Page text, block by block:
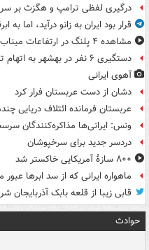
درگیری لفظی ترامپ و هگزث بر
قرار بود ایران به زانو درآید، اما
مشاهده ۴ پلنگ در ارتفاعات میناب
دستگیری ۶ نفر در بهشهر به اتهام تشویش اذهان عمومی
آهوی ایرانی
دشان از دست عربستان فرار کرد
عربستان فرمانده ائتلاف دریایی
ونس: ایرانی‌ها مذاکره‌کنندگان
دردسر جدید برای سرخپوشان
۸۰۰ سازۀ آمریکایی خاکستر شد
ماهواره ایرانی که از سد ابرها
قابی زیبا از قلعه بابک آذربایجان
حوادث